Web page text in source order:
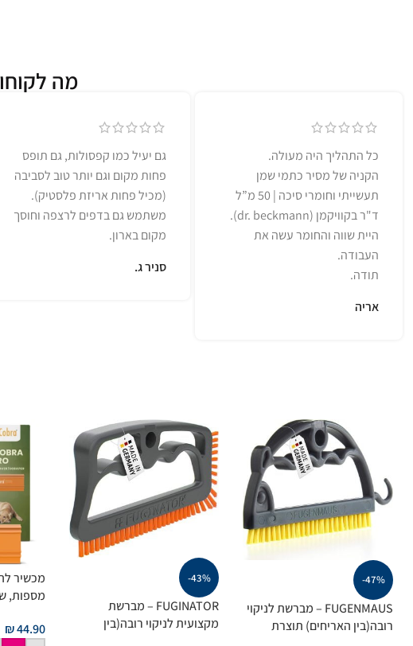
מה
כל התהליך היה מעולה.
הקניה של מסיר כתמי שמן
תעשייתי וחומרי סיכה | 50 מ”ל
ד"ר בקוויקמן (dr. beckmann).
היית שווה והחומר עשה את
העבודה.
תודה.
אריה
גם יעיל כמו קפסולות, גם תופס
פחות מקום וגם יותר טוב לסביבה
(מכיל פחות אריזת פלסטיק).
משתמש גם בדפים לרצפה וחוסך
מקום בארון.
סניר ג.
-47%
FUGENMAUS – מברשת לניקוי
רובה(בין האריחים) תוצרת
-43%
FUGINATOR – מברשת
מקצועית לניקוי רובה(בין
מכשיר
מספות,
₪44.90